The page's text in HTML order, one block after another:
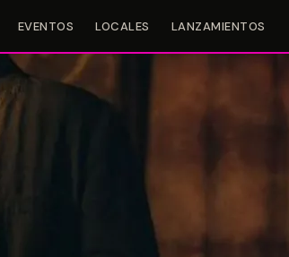
EVENTOS LOCALES LANZAMIENTOS